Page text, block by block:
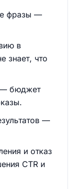
фразы —
в
знает, что
— бюджет
—
и отказ
CTR и